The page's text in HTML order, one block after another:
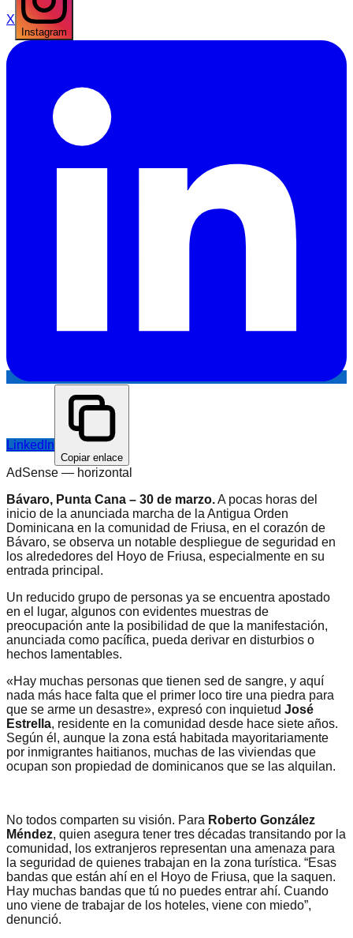
X
Instagram
LinkedIn
Copiar enlace
AdSense — horizontal
Bávaro, Punta Cana – 30 de marzo.A pocas horas del
inicio de la anunciada marcha de la Antigua Orden
Dominicana en la comunidad de Friusa, en el corazón de
Bávaro, se observa un notable despliegue de seguridad en
los alrededores del Hoyo de Friusa, especialmente en su
entrada principal.
Un reducido grupo de personas ya se encuentra apostado
en el lugar, algunos con evidentes muestras de
preocupación ante la posibilidad de que la manifestación,
anunciada como pacífica, pueda derivar en disturbios o
hechos lamentables.
«Hay muchas personas que tienen sed de sangre, y aquí
nada más hace falta que el primer loco tire una piedra para
que se arme un desastre», expresó con inquietud José
Estrella, residente en la comunidad desde hace siete años.
Según él, aunque la zona está habitada mayoritariamente
por inmigrantes haitianos, muchas de las viviendas que
ocupan son propiedad de dominicanos que se las alquilan.
No todos comparten su visión. Para Roberto González
Méndez, quien asegura tener tres décadas transitando por la
comunidad, los extranjeros representan una amenaza para
la seguridad de quienes trabajan en la zona turística. “Esas
bandas que están ahí en el Hoyo de Friusa, que la saquen.
Hay muchas bandas que tú no puedes entrar ahí. Cuando
uno viene de trabajar de los hoteles, viene con miedo”,
denunció.